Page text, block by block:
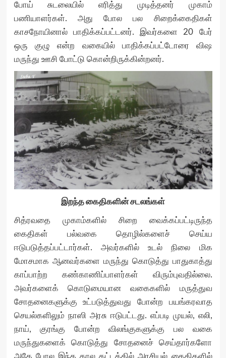
போய் சுடலையில் எரித்து முடித்தனர் முகாம்
பணியாளர்கள். அது போல பல சிறைக்கைதிகள்
காசநோயினால் பாதிக்கப்பட்டனர். இவர்களை 20 பேர்
ஒரு குழு என்ற வகையில் பாதிக்கப்பட்டோரை விஷ
மருந்து ஊசி போட்டு கொன்றிருக்கின்றனர்.
இறந்த கைதிகளின் சடலங்கள்
சித்ரவதை முகாம்களில் சிறை வைக்கப்பட்டிருந்த
கைதிகள் பல்வகை தொழில்களைச் செய்ய
ஈடுபடுத்தப்பட்டார்கள். அவர்களில் உடல் நிலை மிக
மோசமாக ஆனவர்களை மருந்து கொடுத்து பாதுகாத்து
காப்பாற்ற கண்காணிப்பாளர்கள் விரும்புவதில்லை.
அவர்களைக் கொடுமையான வகைகளில் மருத்துவ
சோதனைகளுக்கு உட்படுத்துவது போன்ற பயங்கரவாத
செயல்களிலும் நாஸி அரசு ஈடுபட்டது. எப்படி முயல், எலி,
நாய், குரங்கு போன்ற விலங்குகளுக்கு பல வகை
மருந்துகளைக் கொடுத்து சோதனைச் செய்தார்களோ
அதே போல இந்த கால கட்டத்தில் அரசியல் கைதிகளில்